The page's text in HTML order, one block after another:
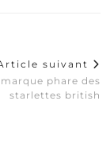
suivant
phare des
starlettes british